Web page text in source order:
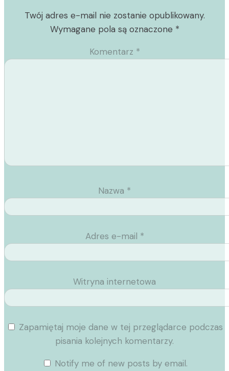
Twój adres e-mail nie zostanie opublikowany.
Wymagane pola są oznaczone *
Komentarz *
Nazwa *
Adres e-mail *
Witryna internetowa
Zapamiętaj moje dane w tej przeglądarce podczas
pisania kolejnych komentarzy.
Notify me of new posts by email.